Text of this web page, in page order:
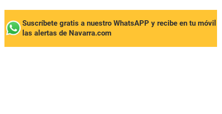
Suscríbete gratis a nuestro WhatsAPP y recibe en tu móvil
las alertas de Navarra.com